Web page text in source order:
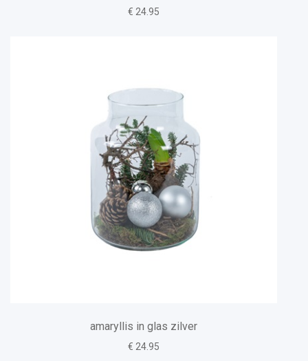
€ 24.95
amaryllis in glas zilver
€ 24.95